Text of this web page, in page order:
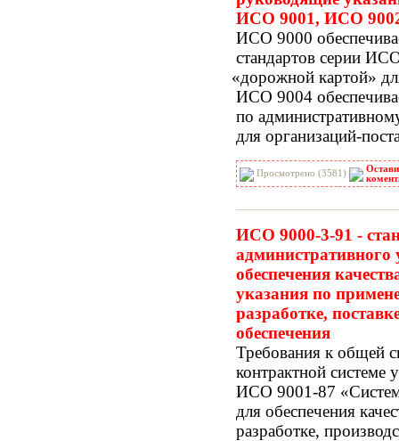
ИСО 9001, ИСО
ИСО 9000
стандартов серии
«дорожной картой»
ИСО 9004
по
для организаций-
Просмотрено (3581)
ИСО 9000-3-91 -
административного
обеспечения
указания по
разработке,
обеспечения
Требования к общей
контрактной системе
ИСО 9001-87
для обеспечения
разработке,